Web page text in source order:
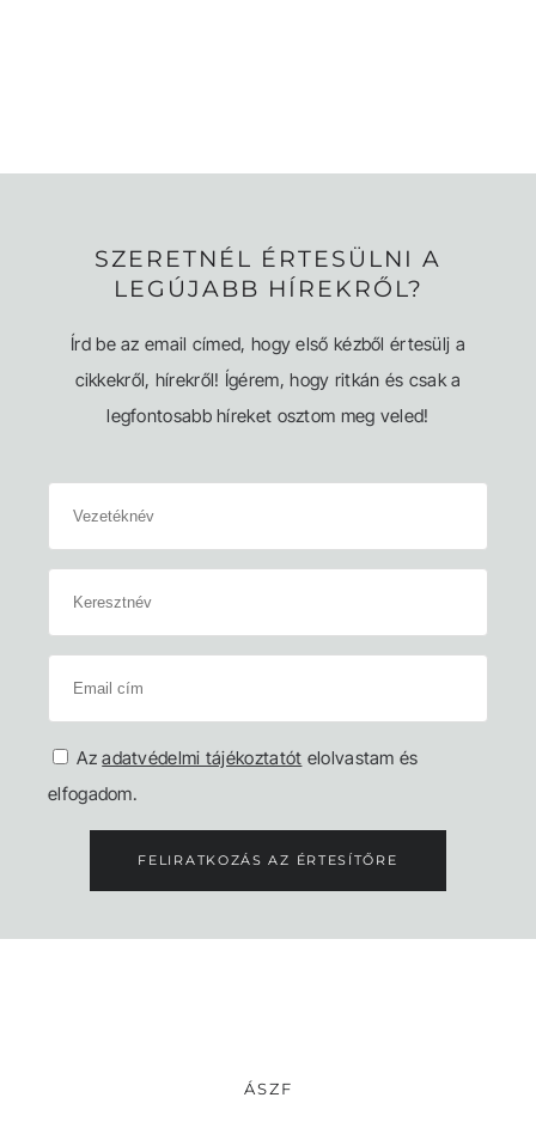
SZERETNÉL ÉRTESÜLNI A
LEGÚJABB HÍREKRŐL?
Írd be az email címed, hogy első kézből értesülj a
cikkekről, hírekről! Ígérem, hogy ritkán és csak a
legfontosabb híreket osztom meg veled!
Azadatvédelmi tájékoztatót elolvastam és
elfogadom.
FELIRATKOZÁS AZ ÉRTESÍTŐRE
ÁSZF